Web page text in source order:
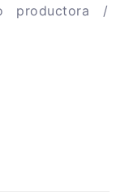
productora /